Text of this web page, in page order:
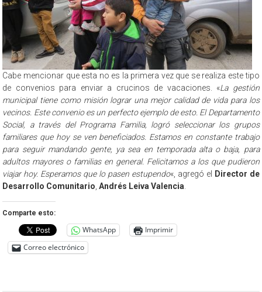
Cabe mencionar que esta no es la primera vez que se realiza este tipo
de convenios para enviar a crucinos de vacaciones. «La gestión
municipal tiene como misión lograr una mejor calidad de vida para los
vecinos. Este convenio es un perfecto ejemplo de esto. El Departamento
Social, a través del Programa Familia, logró seleccionar los grupos
familiares que hoy se ven beneficiados. Estamos en constante trabajo
para seguir mandando gente, ya sea en temporada alta o baja, para
adultos mayores o familias en general. Felicitamos a los que pudieron
viajar hoy. Esperamos que lo pasen estupendo«, agregó el
Director de
Desarrollo Comunitario ,Andrés Leiva Valencia
Comparte esto:
WhatsApp
Imprimir
Correo electrónico